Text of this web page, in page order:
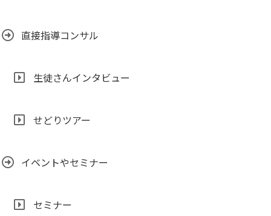
直接指導コンサル
生徒さんインタビュー
せどりツアー
イベントやセミナー
セミナー